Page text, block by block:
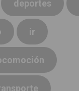
deportes
ir